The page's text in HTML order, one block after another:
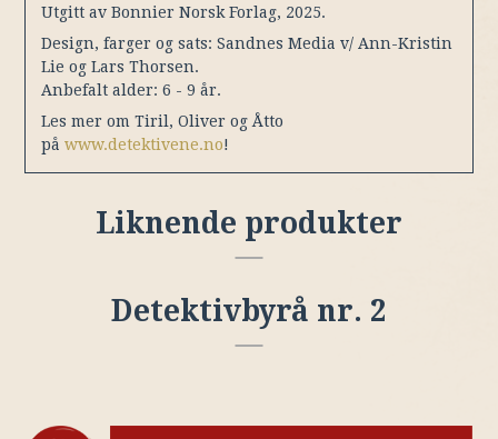
Utgitt av Bonnier Norsk Forlag, 2025.
Design, farger og sats: Sandnes Media v/ Ann-Kristin
Lie og Lars Thorsen.
Anbefalt alder: 6 - 9 år.
Les mer om Tiril, Oliver og Åtto
påwww.detektivene.no!
Liknende produkter
Detektivbyrå nr. 2